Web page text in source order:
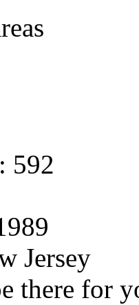
592
Jersey
there for